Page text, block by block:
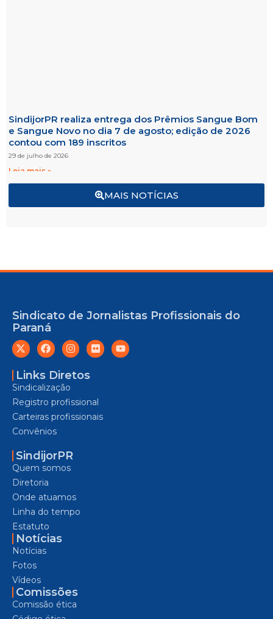
MAIS NOTÍCIAS
SindijorPR realiza entrega dos Prêmios Sangue Bom
e Sangue Novo no dia 7 de agosto; edição de 2026
contou com 189 inscritos
29 de julho de 2026
Leia mais »
Sindicato de Jornalistas Profissionais do
Paraná
Links Diretos
Sindicalização
Registro profissional
Carteiras profissionais
Convênios
SindijorPR
Quem somos
Diretoria
Onde atuamos
Linha do tempo
Estatuto
Notícias
Notícias
Fotos
Vídeos
Comissões
Comissão ética